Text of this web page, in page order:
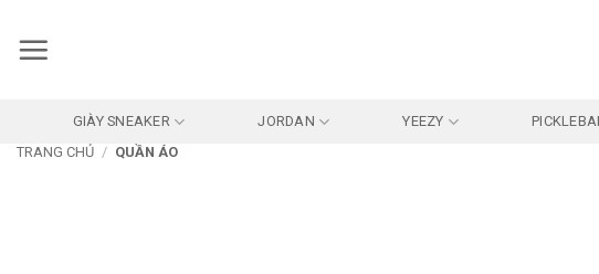
qua
GIÀY SNEAKER JORDAN YEEZY
TRANG CHỦ / QUẦN ÁO